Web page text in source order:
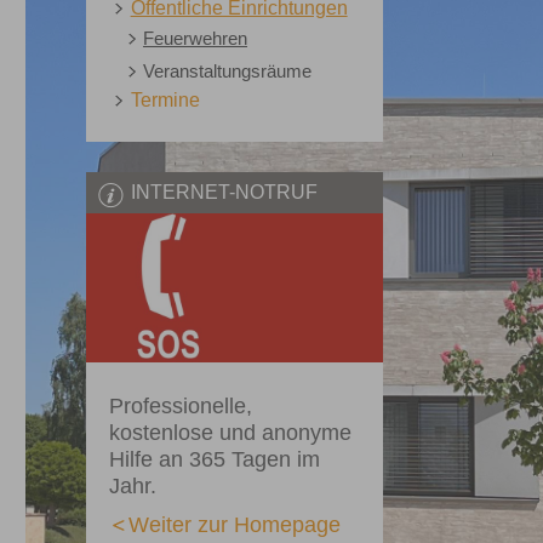
Öffentliche Einrichtungen
Feuerwehren
Veranstaltungsräume
Termine
INTERNET-NOTRUF
Professionelle,
kostenlose und anonyme
Hilfe an 365 Tagen im
Jahr.
Weiter zur Homepage